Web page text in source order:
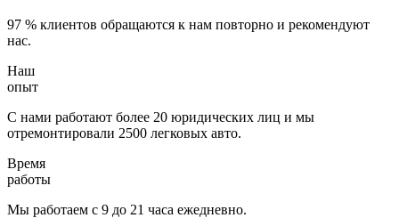
97 % клиентов обращаются к нам повторно и рекомендуют
нас.
Наш
опыт
С нами работают более 20 юридических лиц и мы
отремонтировали 2500 легковых авто.
Время
работы
Мы работаем с 9 до 21 часа ежедневно.